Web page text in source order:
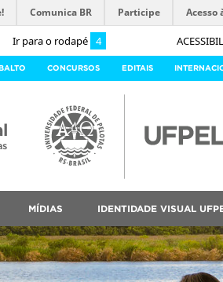
Ir para o rodapé 4
Comunica BR Participe Acesso
CONCURSOS EDITAIS
MÍDIAS IDENTIDADE VISUAL